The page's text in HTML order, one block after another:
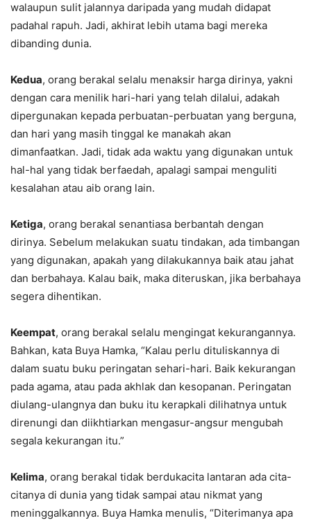
walaupun sulit jalannya daripada yang mudah didapat
padahal rapuh. Jadi, akhirat lebih utama bagi mereka
dibanding dunia.
Kedua, orang berakal selalu menaksir harga dirinya, yakni
dengan cara menilik hari-hari yang telah dilalui, adakah
dipergunakan kepada perbuatan-perbuatan yang berguna,
dan hari yang masih tinggal ke manakah akan
dimanfaatkan. Jadi, tidak ada waktu yang digunakan untuk
hal-hal yang tidak berfaedah, apalagi sampai menguliti
kesalahan atau aib orang lain.
Ketiga, orang berakal senantiasa berbantah dengan
dirinya. Sebelum melakukan suatu tindakan, ada timbangan
yang digunakan, apakah yang dilakukannya baik atau jahat
dan berbahaya. Kalau baik, maka diteruskan, jika berbahaya
segera dihentikan.
Keempat, orang berakal selalu mengingat kekurangannya.
Bahkan, kata Buya Hamka, “Kalau perlu dituliskannya di
dalam suatu buku peringatan sehari-hari. Baik kekurangan
pada agama, atau pada akhlak dan kesopanan. Peringatan
diulang-ulangnya dan buku itu kerapkali dilihatnya untuk
direnungi dan diikhtiarkan mengasur-angsur mengubah
segala kekurangan itu.”
Kelima, orang berakal tidak berdukacita lantaran ada cita-
citanya di dunia yang tidak sampai atau nikmat yang
meninggalkannya. Buya Hamka menulis, “Diterimanya apa